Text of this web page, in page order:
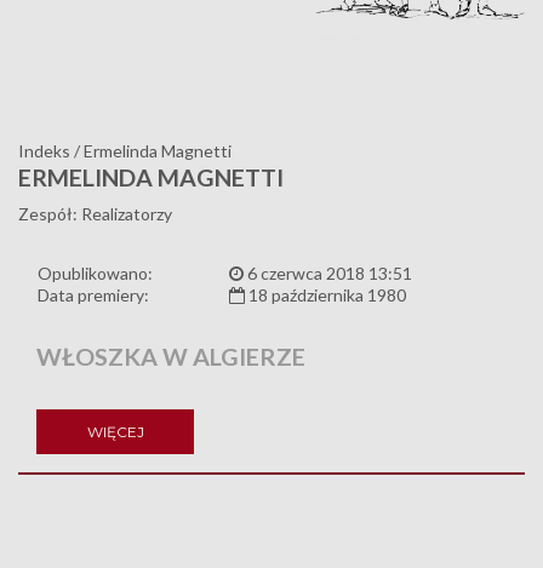
Indeks /Ermelinda Magnetti
ERMELINDA MAGNETTI
Zespół: Realizatorzy
Opublikowano:
6 czerwca 2018 13:51
Data premiery:
18 października 1980
WŁOSZKA W ALGIERZE
WIĘCEJ